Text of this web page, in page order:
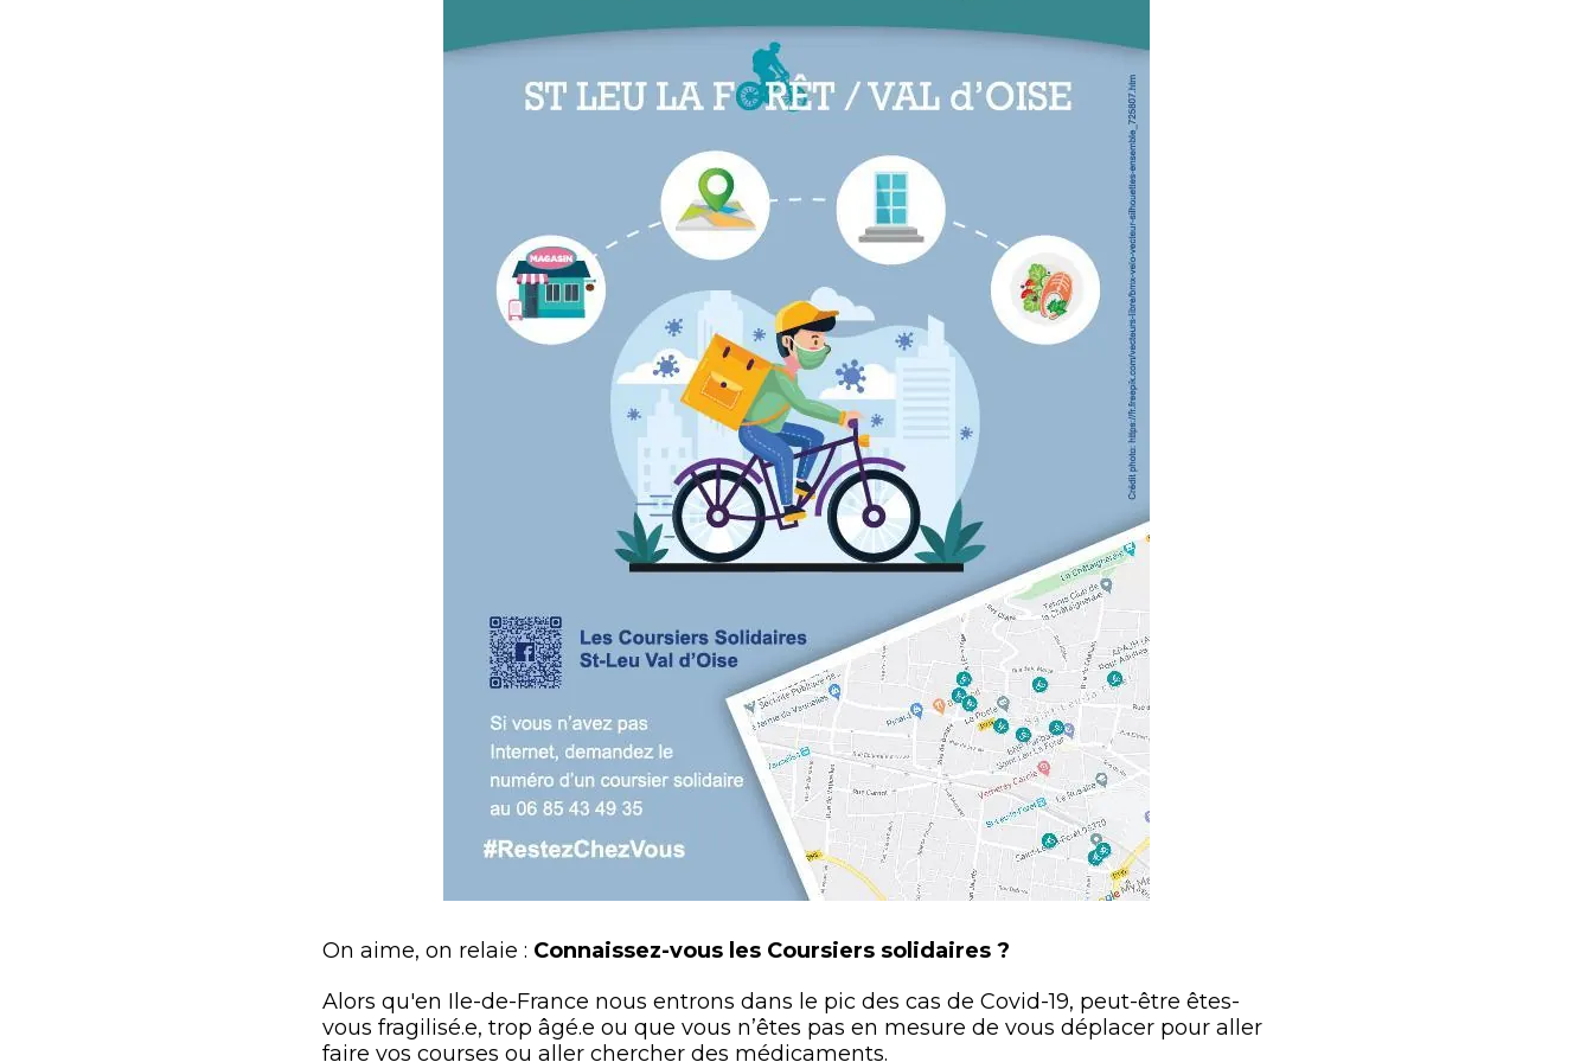
On aime, on relaie : Connaissez-vous les Coursiers solidaires ?
Alors qu'en Ile-de-France nous entrons dans le pic des cas de Covid-19, peut-être êtes-
vous fragilisé.e, trop âgé.e ou que vous n’êtes pas en mesure de vous déplacer pour aller
faire vos courses ou aller chercher des médicaments.